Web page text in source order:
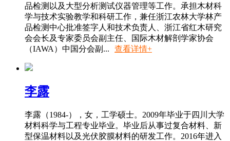
品检测以及大型分析测试仪器管理等工作。承担木材科
学与技术实验教学和科研工作，兼任浙江农林大学林产
品检测中心批准签字人和技术负责人、浙江省红木研究
会会长及专家委员会副主任、国际木材解剖学家协会
（IAWA）中国分会副...
查看详情+
李露
李露（1984-），女，工学硕士。2009年毕业于四川大学
材料科学与工程专业毕业。毕业后从事过复合材料、新
型保温材料以及光伏胶膜材料的研发工作。2016年进入